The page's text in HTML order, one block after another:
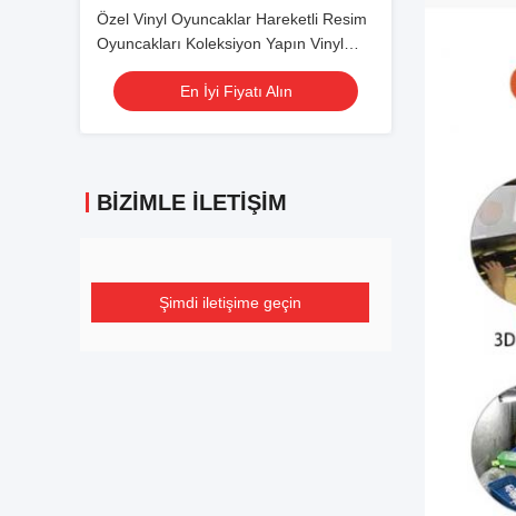
Özel Vinyl Oyuncaklar Hareketli Resim
Oyuncakları Koleksiyon Yapın Vinyl
Bebek Oyuncakları Model Oyuncaklar
En İyi Fiyatı Alın
BIZIMLE İLETIŞIM
Şimdi iletişime geçin